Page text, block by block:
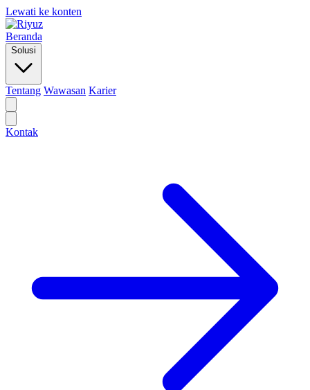
Lewati ke konten
Beranda
Solusi
Tentang Wawasan Karier
Kontak